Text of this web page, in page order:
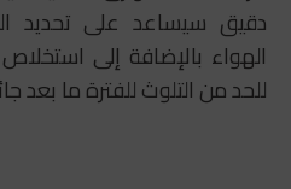
دقيق سيساعد على تحديد
الهواء بالإضافة إلى
للحد من التلوث للفترة ما بعد